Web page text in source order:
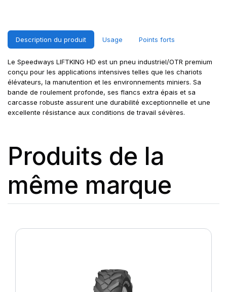
Description du produit Usage Points forts
Le Speedways LIFTKING HD est un pneu industriel/OTR premium
conçu pour les applications intensives telles que les chariots
élévateurs, la manutention et les environnements miniers. Sa
bande de roulement profonde, ses flancs extra épais et sa
carcasse robuste assurent une durabilité exceptionnelle et une
excellente résistance aux conditions de travail sévères.
Produits de la
même marque